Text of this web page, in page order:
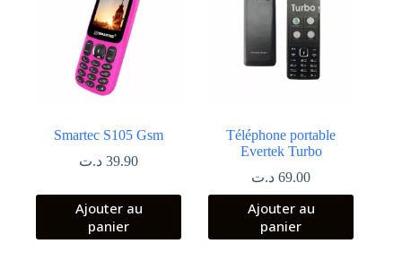
Smartec S105 Gsm
39.90 د.ت
Ajouter au
panier
Téléphone portable
Evertek Turbo
69.00 د.ت
Ajouter au
panier